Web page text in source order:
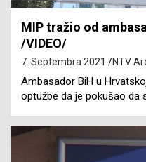
MIP tražio od
/VIDEO/
7. Septembra 2021. NTV
Ambasador BiH u
optužbe da je pokušao da